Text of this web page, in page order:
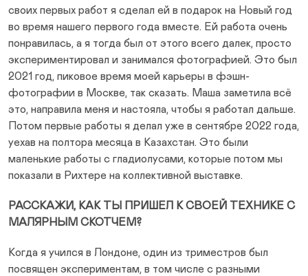
своих первых работ я сделал ей в подарок на Новый год
во время нашего первого года вместе. Ей работа очень
понравилась, а я тогда был от этого всего далек, просто
экспериментировал и занимался фотографией. Это был
2021 год, пиковое время моей карьеры в фэшн-
фотографии в Москве, так сказать. Маша заметила всё
это, направила меня и настояла, чтобы я работал дальше.
Потом первые работы я делал уже в сентябре 2022 года,
уехав на полтора месяца в Казахстан. Это были
маленькие работы с гладиолусами, которые потом мы
показали в Рихтере на коллективной выставке.
РАССКАЖИ, КАК ТЫ ПРИШЕЛ К СВОЕЙ ТЕХНИКЕ С
МАЛЯРНЫМ СКОТЧЕМ?
Когда я учился в Лондоне, один из триместров был
посвящен экспериментам, в том числе с разными